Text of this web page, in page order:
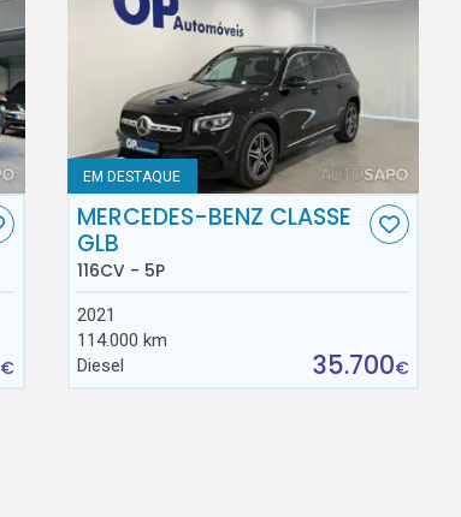
€
EM DESTAQUE
MERCEDES-BENZ CLASSE
GLB
116CV - 5P
2021
114.000 km
Diesel
35.700€